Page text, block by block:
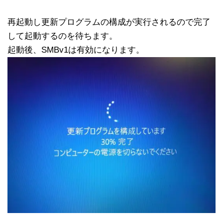
再起動し更新プログラムの構成が実行されるので完了
して起動するのを待ちます。
起動後、SMBv1は有効になります。